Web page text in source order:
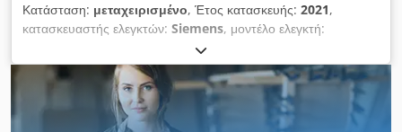
Κατάσταση: μεταχειρισμένο, Έτος κατασκευής: 2021,
κατασκευαστής ελεγκτών: Siemens, μοντέλο ελεγκτή:
SINUMERIK 840D SL Steuerung
εξοπλισμός Εργασιακός χώρος: 4000 × 2000 mm Πίνακες
ελέγχου: Ενσωματωμένοι Τεχνολογία κίνησης και επεξεργασίας:
Κίνηση τύπου γέφυρας σε συνδυασμό με γραμμικούς
κινητήρες άμεσης κίνησης Απομάκρυνση υπολειμμάτων: